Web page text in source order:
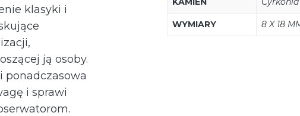
klasyki i
ją osoby.
ponadczasowa
i sprawi
WYMIARY 8 X 18